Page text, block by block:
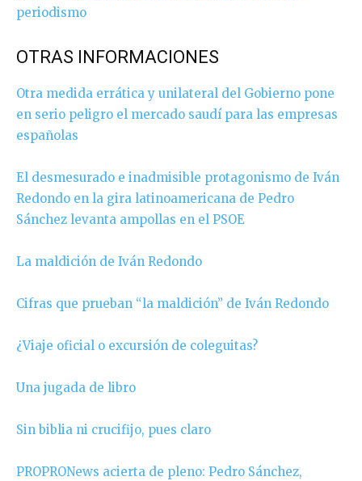
periodismo
OTRAS INFORMACIONES
Otra medida errática y unilateral del Gobierno pone
en serio peligro el mercado saudí para las empresas
españolas
El desmesurado e inadmisible protagonismo de Iván
Redondo en la gira latinoamericana de Pedro
Sánchez levanta ampollas en el PSOE
La maldición de Iván Redondo
Cifras que prueban “la maldición” de Iván Redondo
¿Viaje oficial o excursión de coleguitas?
Una jugada de libro
Sin biblia ni crucifijo, pues claro
PROPRONews acierta de pleno: Pedro Sánchez,